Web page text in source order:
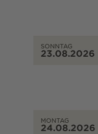
SONNTAG
23.08.2026
MONTAG
24.08.2026